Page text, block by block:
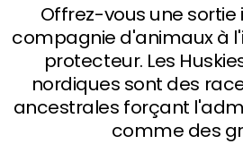
Offrez-vous une sortie
compagnie d'animaux à
protecteur. Les
nordiques sont des
ancestrales forçant
comme des